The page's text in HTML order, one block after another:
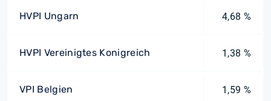
HVPI Ungarn 4,68 %
HVPI Vereinigtes Konigreich 1,38 %
VPI Belgien 1,59 %